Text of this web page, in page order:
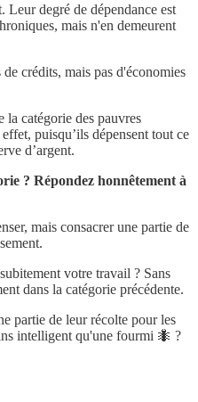
Leur degré de dépendance est
mais n'en demeurent
de crédits, mais pas d'économies
la catégorie des pauvres
puisqu’ils dépensent tout ce
d’argent.
? Répondez honnêtement à
mais consacrer une partie de
votre travail ? Sans
dans la catégorie précédente.
partie de leur récolte pour les
intelligent qu'une fourmi 🐜 ?